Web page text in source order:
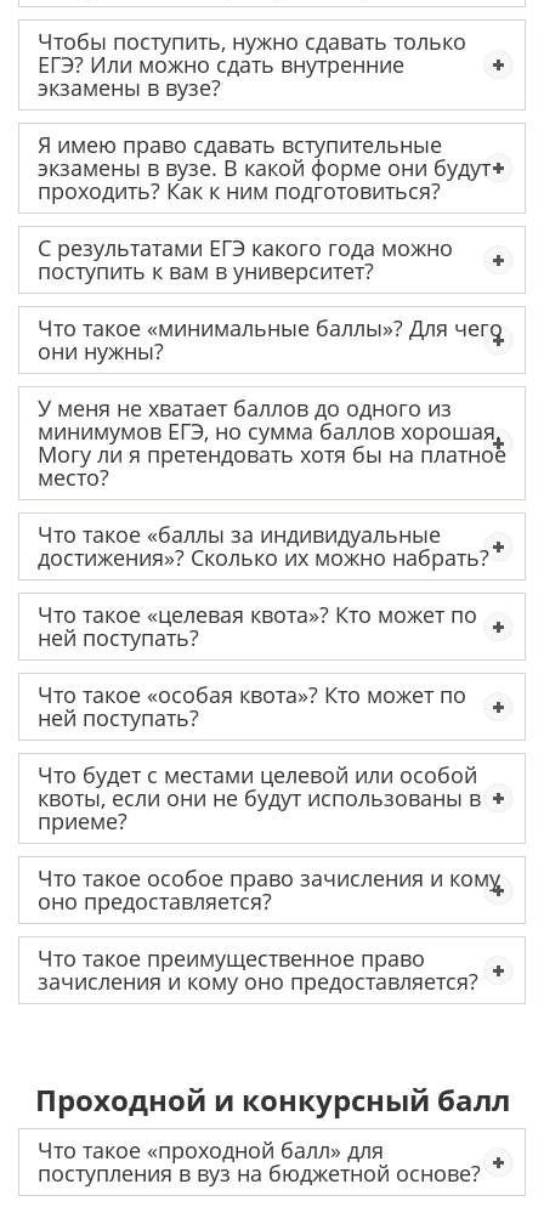
Чтобы поступить, нужно сдавать только
ЕГЭ? Или можно сдать внутренние
экзамены в вузе?
Я имею право сдавать вступительные
экзамены в вузе. В какой форме они будут
проходить? Как к ним подготовиться?
С результатами ЕГЭ какого года можно
поступить к вам в университет?
Что такое «минимальные баллы»? Для чего
они нужны?
У меня не хватает баллов до одного из
минимумов ЕГЭ, но сумма баллов хорошая.
Могу ли я претендовать хотя бы на платное
место?
Что такое «баллы за индивидуальные
достижения»? Сколько их можно набрать?
Что такое «целевая квота»? Кто может по
ней поступать?
Что такое «особая квота»? Кто может по
ней поступать?
Что будет с местами целевой или особой
квоты, если они не будут использованы в
приеме?
Что такое особое право зачисления и кому
оно предоставляется?
Что такое преимущественное право
зачисления и кому оно предоставляется?
Проходной и конкурсный балл
Что такое «проходной балл» для
поступления в вуз на бюджетной основе?